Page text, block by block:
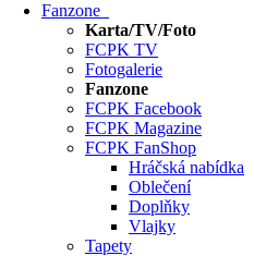
Fanzone
Karta/TV/Foto
FCPK TV
Fotogalerie
Fanzone
FCPK Facebook
FCPK Magazine
FCPK FanShop
Hráčská nabídka
Oblečení
Doplňky
Vlajky
Tapety